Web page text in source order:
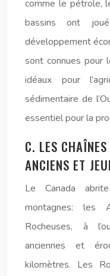
comme le pétrole,
bassins ont
développement
sont connues pour
idéaux pour
sédimentaire de
essentiel pour la
C. LES
ANCIENS ET
Le Canada
montagnes: les
Rocheuses, à
anciennes et
kilomètres. Les